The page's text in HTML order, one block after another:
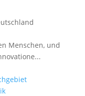
Menschen, und